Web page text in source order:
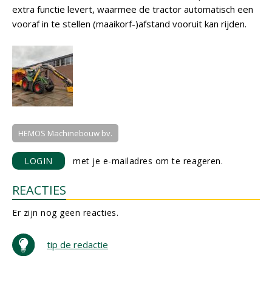
extra functie levert, waarmee de tractor automatisch een
vooraf in te stellen (maaikorf-)afstand vooruit kan rijden.
HEMOS Machinebouw bv.
LOGIN met je e-mailadres om te reageren.
REACTIES
Er zijn nog geen reacties.
tip de redactie